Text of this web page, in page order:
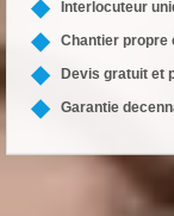
Interlocuteur
Chantier propre
Devis gratuit et
Garantie